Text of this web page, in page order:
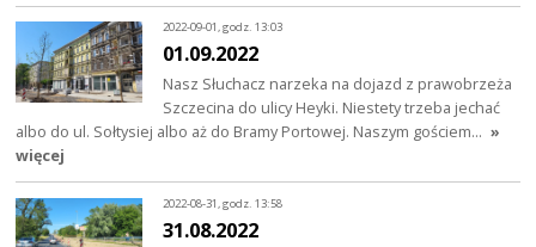
2022-09-01, godz. 13:03
01.09.2022
Nasz Słuchacz narzeka na dojazd z prawobrzeża
Szczecina do ulicy Heyki. Niestety trzeba jechać
albo do ul. Sołtysiej albo aż do Bramy Portowej. Naszym gościem… »
więcej
2022-08-31, godz. 13:58
31.08.2022